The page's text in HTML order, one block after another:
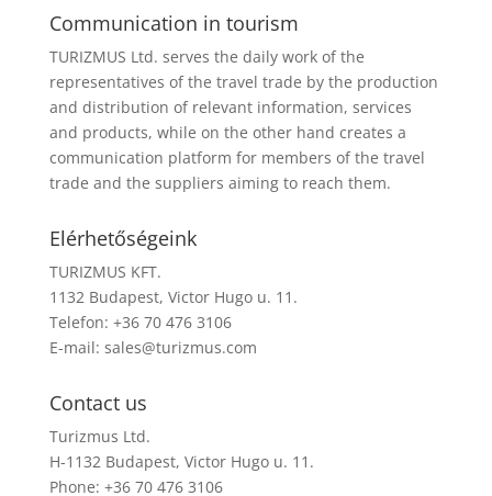
Communication in tourism
TURIZMUS Ltd. serves the daily work of the
representatives of the travel trade by the production
and distribution of relevant information, services
and products, while on the other hand creates a
communication platform for members of the travel
trade and the suppliers aiming to reach them.
Elérhetőségeink
TURIZMUS KFT.
1132 Budapest, Victor Hugo u. 11.
Telefon: +36 70 476 3106
E-mail: sales@turizmus.com
Contact us
Turizmus Ltd.
H-1132 Budapest, Victor Hugo u. 11.
Phone: +36 70 476 3106